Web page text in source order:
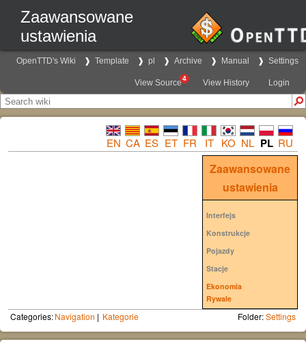
Zaawansowane
ustawienia
OpenTTD's Wiki Template pl Archive Manual Settings
View Source4 View History Login
EN CA ES ET FR IT KO NL PL RU
Zaawansowane
ustawienia
Interfejs
Konstrukcje
Pojazdy
Stacje
Ekonomia
Rywale
Categories:Navigation Kategorie Folder:Settings